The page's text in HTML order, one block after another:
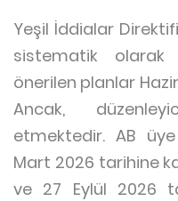
Yeşil İddialar Direktifi
sistematik olarak
önerilen planlar
Ancak,
etmektedir. AB
Mart 2026 tarihine
ve 27 Eylül 2026